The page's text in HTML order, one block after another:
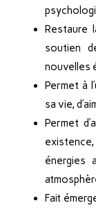
Restaure
soutien
nouvelles
Permet à
sa vie,
Permet
énergies
Fait